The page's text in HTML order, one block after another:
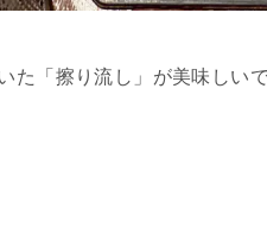
た「擦り流し」が美味しい